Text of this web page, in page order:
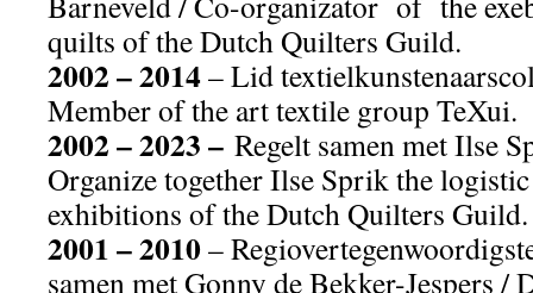
quilts of the Dutch Quilters Guild.
2002 – 2014– Lid
Member of the art textile group TeXui.
2002 – 2023 – Regelt samen met Ilse
Organize together Ilse Sprik the
exhibitions of the Dutch Quilters Guild.
2001 – 2010–
samen met Gonny de Bekker-Jespers /